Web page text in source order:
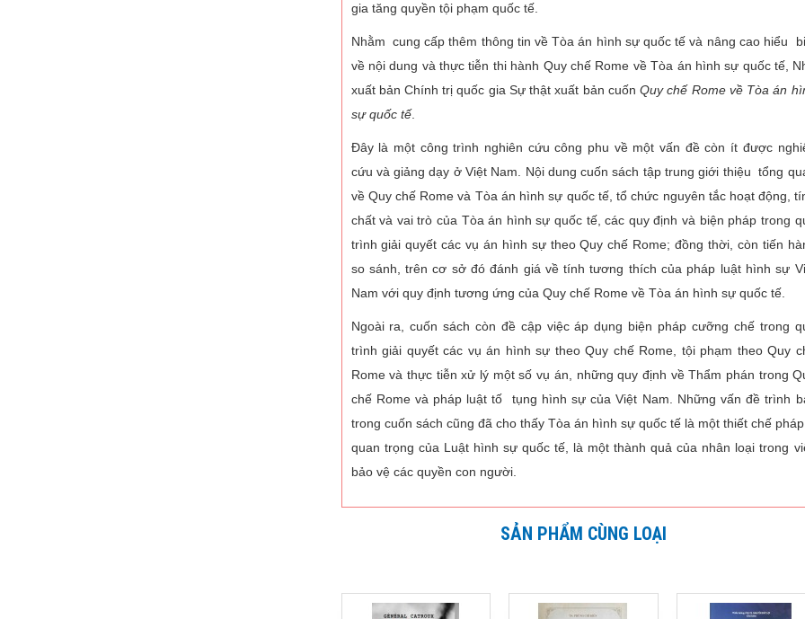
gia tăng quyền tội phạm quốc tế.
Nhằm cung cấp thêm thông tin về Tòa án hình sự quốc tế và nâng cao hiểu
về nội dung và thực tiễn thi hành Quy chế Rome về Tòa án hình sự quốc tế,
xuất bản Chính trị quốc gia Sự thật xuất bản cuốnQuy chế Rome về Tòa án
sự quốc tế.
Đây là một công trình nghiên cứu công phu về một vấn đề còn ít được
cứu và giảng dạy ở Việt Nam. Nội dung cuốn sách tập trung giới thiệu tổng
về Quy chế Rome và Tòa án hình sự quốc tế, tổ chức nguyên tắc hoạt động,
chất và vai trò của Tòa án hình sự quốc tế, các quy định và biện pháp trong
trình giải quyết các vụ án hình sự theo Quy chế Rome; đồng thời, còn tiến
so sánh, trên cơ sở đó đánh giá về tính tương thích của pháp luật hình sự
Nam với quy định tương ứng của Quy chế Rome về Tòa án hình sự quốc tế.
Ngoài ra, cuốn sách còn đề cập việc áp dụng biện pháp cưỡng chế trong
trình giải quyết các vụ án hình sự theo Quy chế Rome, tội phạm theo Quy
Rome và thực tiễn xử lý một số vụ án, những quy định về Thẩm phán trong
chế Rome và pháp luật tố tụng hình sự của Việt Nam. Những vấn đề trình
trong cuốn sách cũng đã cho thấy Tòa án hình sự quốc tế là một thiết chế
quan trọng của Luật hình sự quốc tế, là một thành quả của nhân loại trong
bảo vệ các quyền con người.
SẢN PHẨM CÙNG LOẠI
Tác giả Nguyễn Văn Linh Tác giả Đào Trinh Nhất
Tác giả Général Catroux;
dịch: Mai Yên Thi;